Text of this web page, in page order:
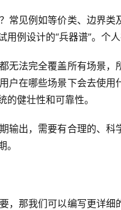
常见例如等价类、边界
例设计的“兵器谱”。个
无法完全覆盖所有场景
户在哪些场景下会去使
健壮性和可靠性。
输出，需要有合理的、
，那我们可以编写更详